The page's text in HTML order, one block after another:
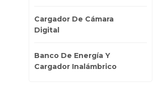
Cargador De Cámara
Digital
Banco De Energía Y
Cargador Inalámbrico